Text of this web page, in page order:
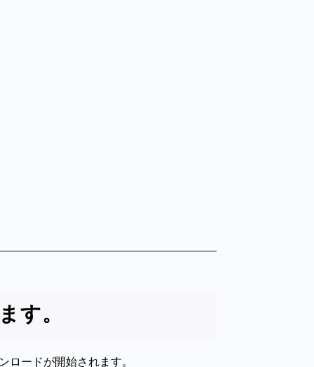
す。
ードが開始されます。